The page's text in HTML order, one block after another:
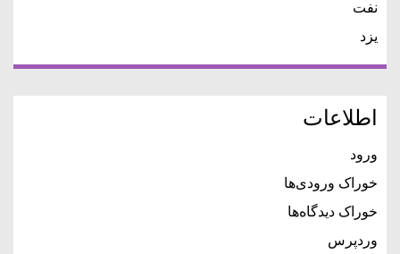
نفت
یزد
اطلاعات
ورود
خوراک ورودی‌ها
خوراک دیدگاه‌ها
وردپرس